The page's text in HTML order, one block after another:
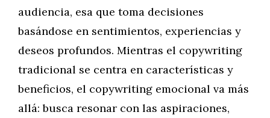
audiencia, esa que toma decisiones
basándose en sentimientos, experiencias y
deseos profundos. Mientras el copywriting
tradicional se centra en características y
beneficios, el copywriting emocional va más
allá: busca resonar con las aspiraciones,